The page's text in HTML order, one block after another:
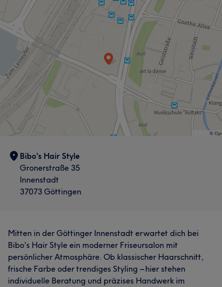
Bibo's Hair Style
Gronerstraße 35
Innenstadt
37073 Göttingen
Mitten in der Göttinger Innenstadt erwartet dich bei
Bibo's Hair Style ein moderner Friseursalon mit
persönlicher Atmosphäre. Ob klassischer Haarschnitt,
frische Farbe oder trendiges Styling – hier stehen
individuelle Beratung und präzises Handwerk im